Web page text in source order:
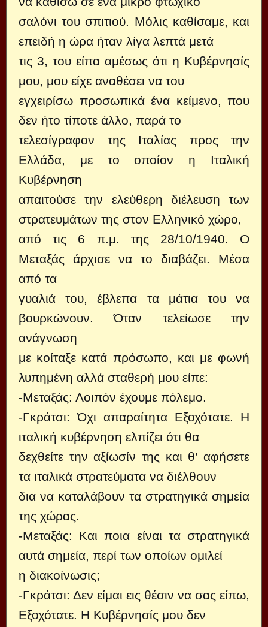
σαλόνι του σπιτιού. Μόλις καθίσαμε, και
επειδή η ώρα ήταν λίγα λεπτά μετά
τις 3, του είπα αμέσως ότι η Κυβέρνησίς
μου, μου είχε αναθέσει να του
εγχειρίσω προσωπικά ένα κείμενο, που
δεν ήτο τίποτε άλλο, παρά το
τελεσίγραφον της Ιταλίας προς την
Ελλάδα, με το οποίον η Ιταλική
Κυβέρνηση
απαιτούσε την ελεύθερη διέλευση των
στρατευμάτων της στον Ελληνικό χώρο,
από τις 6 π.μ. της 28/10/1940. Ο
Μεταξάς άρχισε να το διαβάζει. Μέσα
από τα
γυαλιά του, έβλεπα τα μάτια του να
βουρκώνουν. Όταν τελείωσε την
ανάγνωση
με κοίταξε κατά πρόσωπο, και με φωνή
λυπημένη αλλά σταθερή μου είπε:
-Μεταξάς: Λοιπόν έχουμε πόλεμο.
-Γκράτσι: Όχι απαραίτητα Εξοχότατε. Η
ιταλική κυβέρνηση ελπίζει ότι θα
δεχθείτε την αξίωσίν της και θ’ αφήσετε
τα ιταλικά στρατεύματα να διέλθουν
δια να καταλάβουν τα στρατηγικά σημεία
της χώρας.
-Μεταξάς: Και ποια είναι τα στρατηγικά
αυτά σημεία, περί των οποίων ομιλεί
η διακοίνωσις;
-Γκράτσι: Δεν είμαι εις θέσιν να σας είπω,
Εξοχότατε. Η Κυβέρνησίς μου δεν